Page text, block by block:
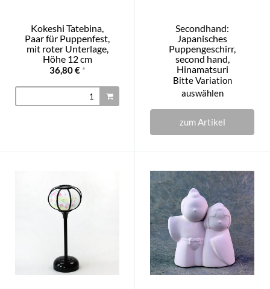
Kokeshi Tatebina,
Paar für Puppenfest,
mit roter Unterlage,
Höhe 12 cm
36,80 € *
Secondhand:
Japanisches
Puppengeschirr,
second hand,
Hinamatsuri
Bitte Variation
auswählen
zum Artikel